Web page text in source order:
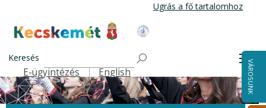
tartalomra
Ugrás a fő tartalomhoz
Kecskemét Város Honlapja
Keresés
Felső navigáció
E-ügyintézés English VÁROSUNK